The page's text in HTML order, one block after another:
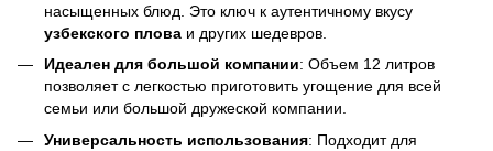
насыщенных блюд. Это ключ к аутентичному вкусу
узбекского плова и других шедевров.
Идеален для большой компании: Объем 12 литров
позволяет с легкостью приготовить угощение для всей
семьи или большой дружеской компании.
Универсальность использования: Подходит для